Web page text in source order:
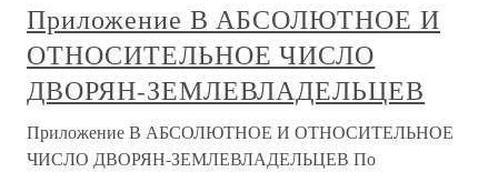
Приложение В АБСОЛЮТНОЕ И
ОТНОСИТЕЛЬНОЕ ЧИСЛО
ДВОРЯН-ЗЕМЛЕВЛАДЕЛЬЦЕВ
Приложение В АБСОЛЮТНОЕ И ОТНОСИТЕЛЬНОЕ
ЧИСЛО ДВОРЯН-ЗЕМЛЕВЛАДЕЛЬЦЕВ По